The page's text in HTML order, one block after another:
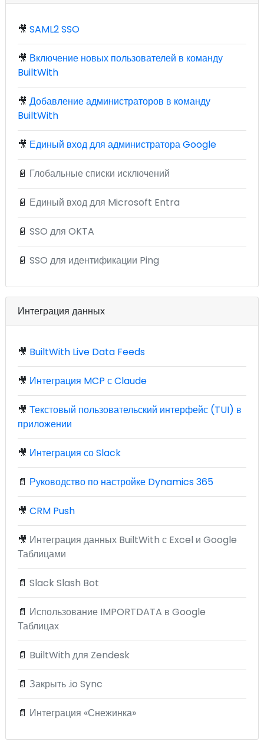
🎥 SAML2 SSO
🎥 Включение новых пользователей в команду
BuiltWith
🎥 Добавление администраторов в команду
BuiltWith
🎥 Единый вход для администратора Google
📄 Глобальные списки исключений
📄 Единый вход для Microsoft Entra
📄 SSO для OKTA
📄 SSO для идентификации Ping
Интеграция данных
🎥 BuiltWith Live Data Feeds
🎥 Интеграция MCP с Claude
🎥 Текстовый пользовательский интерфейс (TUI) в
приложении
🎥 Интеграция со Slack
📄 Руководство по настройке Dynamics 365
🎥 CRM Push
🎥 Интеграция данных BuiltWith с Excel и Google
Таблицами
📄 Slack Slash Bot
📄 Использование IMPORTDATA в Google
Таблицах
📄 BuiltWith для Zendesk
📄 Закрыть .io Sync
📄 Интеграция «Снежинка»